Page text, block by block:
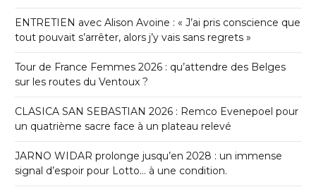
ENTRETIEN avec Alison Avoine : « J’ai pris conscience que
tout pouvait s’arrêter, alors j’y vais sans regrets »
Tour de France Femmes 2026 : qu’attendre des Belges
sur les routes du Ventoux ?
CLASICA SAN SEBASTIAN 2026 : Remco Evenepoel pour
un quatrième sacre face à un plateau relevé
JARNO WIDAR prolonge jusqu’en 2028 : un immense
signal d’espoir pour Lotto… à une condition.